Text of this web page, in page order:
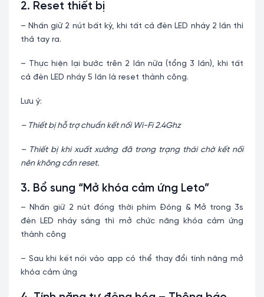
2. Reset thiết bị
– Nhấn giữ 2 nút bất kỳ, khi tất cả đèn LED nháy 2 lần thì
thả tay ra.
– Thực hiện lại bước trên 2 lần nữa (tổng 3 lần), khi tất
cả đèn LED nháy 5 lần là reset thành công.
Lưu ý:
– Thiết bị hỗ trợ chuẩn kết nối Wi-Fi 2.4Ghz
– Thiết bị khi xuất xưởng đã trong trạng thái chờ kết nối
nên không cần reset.
3. Bổ sung “Mở khóa cảm ứng Leto”
– Nhấn giữ 2 nút đồng thời phím Đóng & Mở trong 3s
đèn LED nháy sáng thì mở chức năng khóa cảm ứng
thành công
– Sau khi kết nối vào app có thể thay đổi tính năng mở
khóa cảm ứng